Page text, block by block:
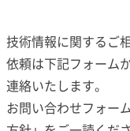
技術情報に関するご
依頼は下記フォーム
連絡いたします。
お問い合わせフォー